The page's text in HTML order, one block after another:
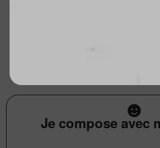
Je compose avec